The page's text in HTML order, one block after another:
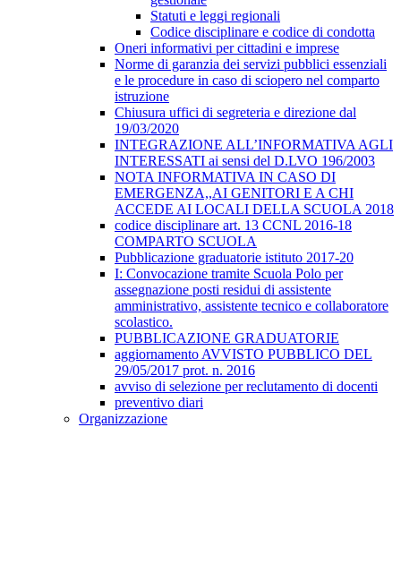
Statuti e leggi regionali
Codice disciplinare e codice di condotta
Oneri informativi per cittadini e imprese
Norme di garanzia dei servizi pubblici essenziali
e le procedure in caso di sciopero nel comparto
istruzione
Chiusura uffici di segreteria e direzione dal
19/03/2020
INTEGRAZIONE ALL’INFORMATIVA AGLI
INTERESSATI ai sensi del D.LVO 196/2003
NOTA INFORMATIVA IN CASO DI
EMERGENZA,,AI GENITORI E A CHI
ACCEDE AI LOCALI DELLA SCUOLA 2018
codice disciplinare art. 13 CCNL 2016-18
COMPARTO SCUOLA
Pubblicazione graduatorie istituto 2017-20
I: Convocazione tramite Scuola Polo per
assegnazione posti residui di assistente
amministrativo, assistente tecnico e collaboratore
scolastico.
PUBBLICAZIONE GRADUATORIE
aggiornamento AVVISTO PUBBLICO DEL
29/05/2017 prot. n. 2016
avviso di selezione per reclutamento di docenti
preventivo diari
Organizzazione